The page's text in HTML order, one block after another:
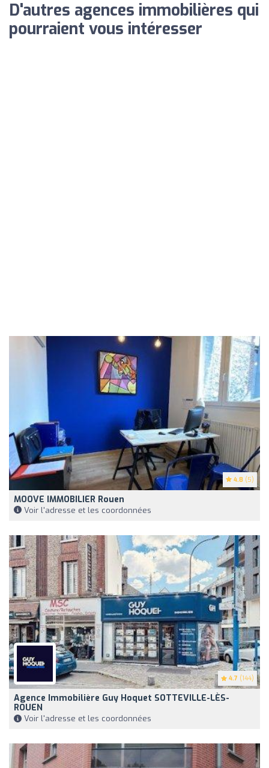
D'autres agences immobilières qui
pourraient vous intéresser
4.8 (5)
MOOVE IMMOBILIER Rouen
Voir l'adresse et les coordonnées
4.7 (144)
Agence Immobilière Guy Hoquet SOTTEVILLE-LÈS-
ROUEN
Voir l'adresse et les coordonnées